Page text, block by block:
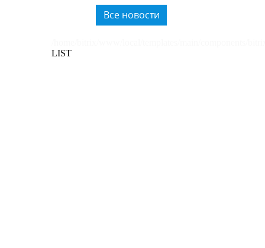
пластика.
Все новости
LIST